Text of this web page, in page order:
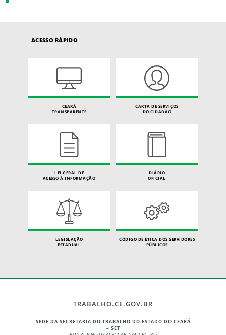
ACESSO RÁPIDO
CEARÁ
TRANSPARENTE
CARTA DE SERVIÇOS
DO CIDADÃO
LEI GERAL DE
ACESSO À INFORMAÇÃO
DIÁRIO
OFICIAL
LEGISLAÇÃO
ESTADUAL
CÓDIGO DE ÉTICA DOS SERVIDORES
PÚBLICOS
TRABALHO.CE.GOV.BR
SEDE DA SECRETARIA DO TRABALHO DO ESTADO DO CEARÁ
– SET